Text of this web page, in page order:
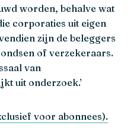
worden, behalve wat
corporaties uit eigen
zijn de beleggers
of verzekeraars.
van
uit onderzoek.’
voor abonnees).